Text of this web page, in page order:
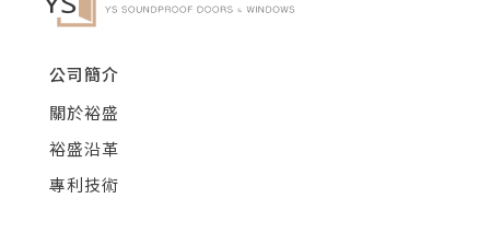
公司簡介
關於裕盛
裕盛沿革
專利技術